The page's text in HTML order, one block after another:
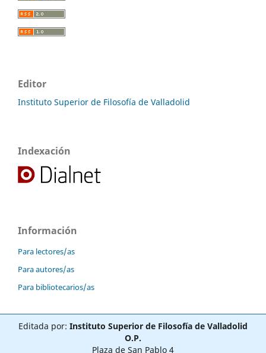
Editor
Instituto Superior de Filosofía de Valladolid
Indexación
Información
Para lectores/as
Para autores/as
Para bibliotecarios/as
Editada por: Instituto Superior de Filosofía de Valladolid
O.P.
Plaza de San Pablo 4